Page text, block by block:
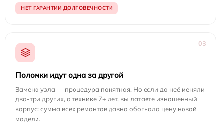
НЕТ ГАРАНТИИ ДОЛГОВЕЧНОСТИ
03
Поломки идут одна за другой
Замена узла — процедура понятная. Но если до неё меняли
два-три других, а технике 7+ лет, вы латаете изношенный
корпус: сумма всех ремонтов давно обогнала цену новой
модели.